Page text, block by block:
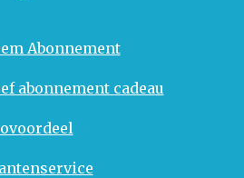
Abonnement
abonnement cadeau